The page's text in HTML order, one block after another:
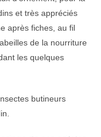
et très appréciés
après fiches, au fil
de la nourriture
les quelques
butineurs